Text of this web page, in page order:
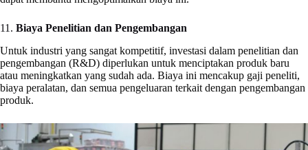
11. Biaya Penelitian dan Pengembangan
Untuk industri yang sangat kompetitif, investasi dalam penelitian dan
pengembangan (R&D) diperlukan untuk menciptakan produk baru
atau meningkatkan yang sudah ada. Biaya ini mencakup gaji peneliti,
biaya peralatan, dan semua pengeluaran terkait dengan pengembangan
produk.